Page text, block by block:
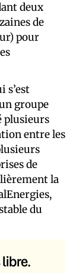
deux
de
pour
s’est
groupe
plusieurs
entre les
de
la
du